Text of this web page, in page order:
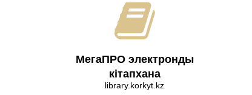
МегаПРО электронды
кітапхана
library.korkyt.kz